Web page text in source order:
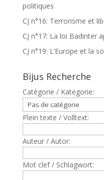
politiques
CJ n°16: Terrorisme et
CJ n°17: La loi Badinter
CJ n°19: L’Europe et la
Bijus Recherche
Catègorie / Kategorie:
Plein texte / Volltext:
Auteur / Autor:
Mot clef / Schlagwort: